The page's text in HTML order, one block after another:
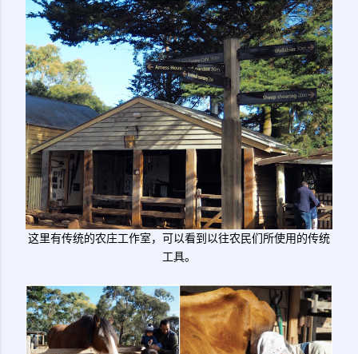
这里有传统的农庄工作室，可以看到以往农民们所使用的传统
工具。